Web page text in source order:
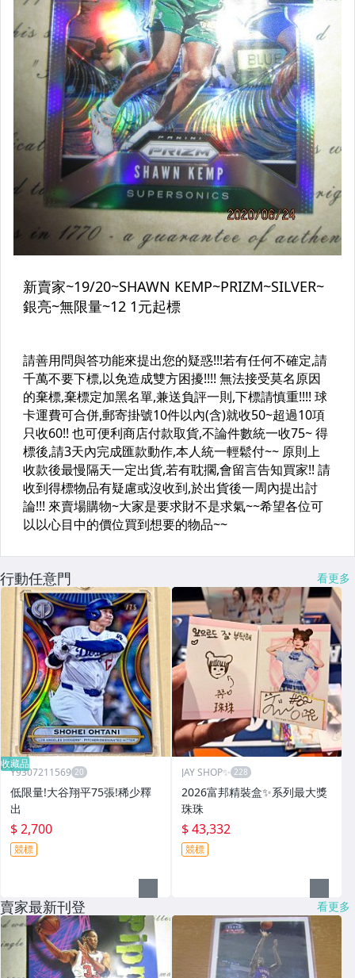
行動任意門 看更多
收藏品
Y9307211569
低限量!大谷翔平75張!稀少釋
出
$ 2,700
競標
JAY SHOP✨
2026富邦精裝盒✨系列最大獎
珠珠
$ 43,332
競標
賣家最新刊登 看更多